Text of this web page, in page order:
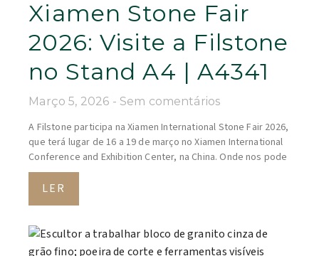
Xiamen Stone Fair
2026: Visite a Filstone
no Stand A4 | A4341
Março 5, 2026 Sem comentários
A Filstone participa na Xiamen International Stone Fair 2026,
que terá lugar de 16 a 19 de março no Xiamen International
Conference and Exhibition Center, na China. Onde nos pode
LER